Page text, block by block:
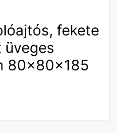
fekete
üveges
80x80x185